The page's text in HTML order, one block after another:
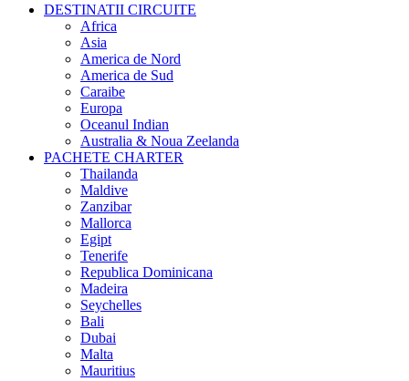
DESTINATII CIRCUITE
Africa
Asia
America de Nord
America de Sud
Caraibe
Europa
Oceanul Indian
Australia & Noua Zeelanda
PACHETE CHARTER
Thailanda
Maldive
Zanzibar
Mallorca
Egipt
Tenerife
Republica Dominicana
Madeira
Seychelles
Bali
Dubai
Malta
Mauritius